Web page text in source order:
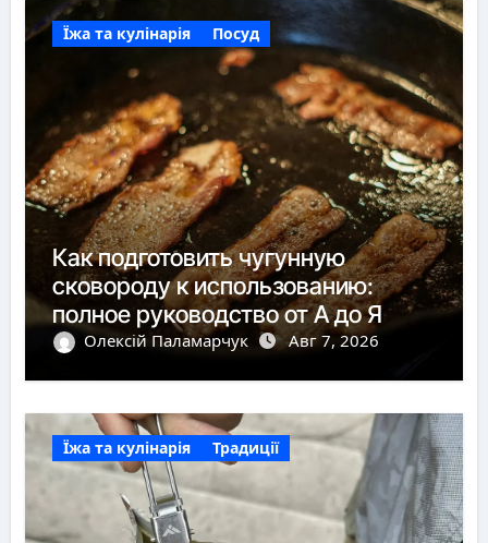
Їжа та кулінарія Посуд
Как подготовить чугунную
сковороду к использованию:
полное руководство от А до Я
Олексій Паламарчук Авг 7, 2026
Їжа та кулінарія Традиції